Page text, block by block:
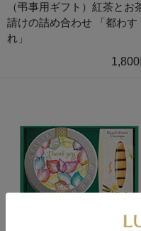
（弔事用ギフト）紅茶とお
請けの詰め合わせ 「都わす
れ」
1,800